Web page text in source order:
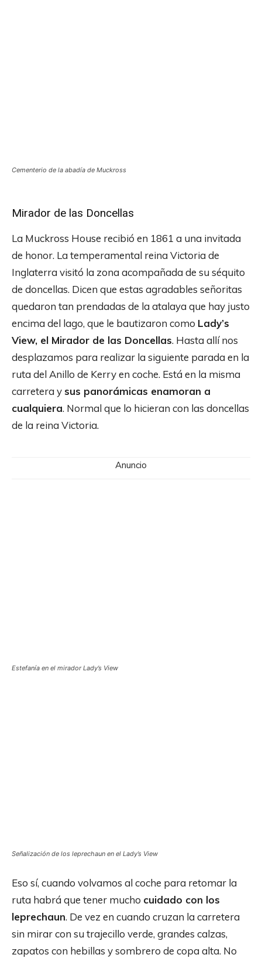
Cementerio de la abadía de Muckross
Mirador de las Doncellas
La Muckross House recibió en 1861 a una invitada
de honor. La temperamental reina Victoria de
Inglaterra visitó la zona acompañada de su séquito
de doncellas. Dicen que estas agradables señoritas
quedaron tan prendadas de la atalaya que hay justo
encima del lago, que le bautizaron como Lady’s
View, el Mirador de las Doncellas. Hasta allí nos
desplazamos para realizar la siguiente parada en la
ruta del Anillo de Kerry en coche. Está en la misma
carretera ysus panorámicas enamoran a
cualquiera. Normal que lo hicieran con las doncellas
de la reina Victoria.
Anuncio
Estefanía en el mirador Lady’s View
Señalización de los leprechaun en el Lady’s View
Eso sí, cuando volvamos al coche para retomar la
ruta habrá que tener mucho cuidado con los
leprechaun. De vez en cuando cruzan la carretera
sin mirar con su trajecillo verde, grandes calzas,
zapatos con hebillas y sombrero de copa alta. No